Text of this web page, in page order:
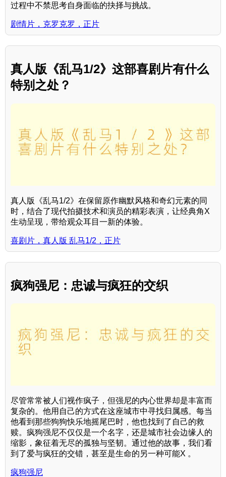
过程中不禁思考自身面临的抉择与挑战。
剧情片，克罗克罗，正片
真人版《乱马1/2》这部喜剧片有什么
特别之处？
真人版《乱马1/2》在保留原作幽默风格和奇幻元素的同
时，结合了现代拍摄技术和演员的精彩表演，让经典角X
生动呈现，带给观众耳目一新的体验。
喜剧片，真人版 乱马1/2，正片
疯狗强尼：忠诚与疯狂的交织
尽管常常被人们视作疯子，但强尼的内心世界却是丰富而
复杂的。他用自己的方式在这座城市中寻找归属感。每当
他看到那些狗狗快乐地摇尾巴时，他也找到了自己的救
赎。疯狗强尼不仅仅是一个名字，还是城市社会边缘人的
缩影，象征着无尽的孤独与坚韧。通过他的故事，我们看
到了爱与疯狂的交错，甚至是生命的另一种可能X 。
疯狗强尼